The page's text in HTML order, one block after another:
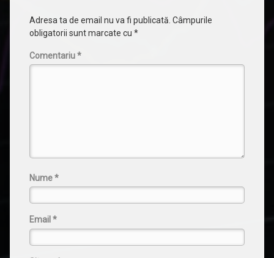
Adresa ta de email nu va fi publicată. Câmpurile
obligatorii sunt marcate cu *
Comentariu*
Nume*
Email *